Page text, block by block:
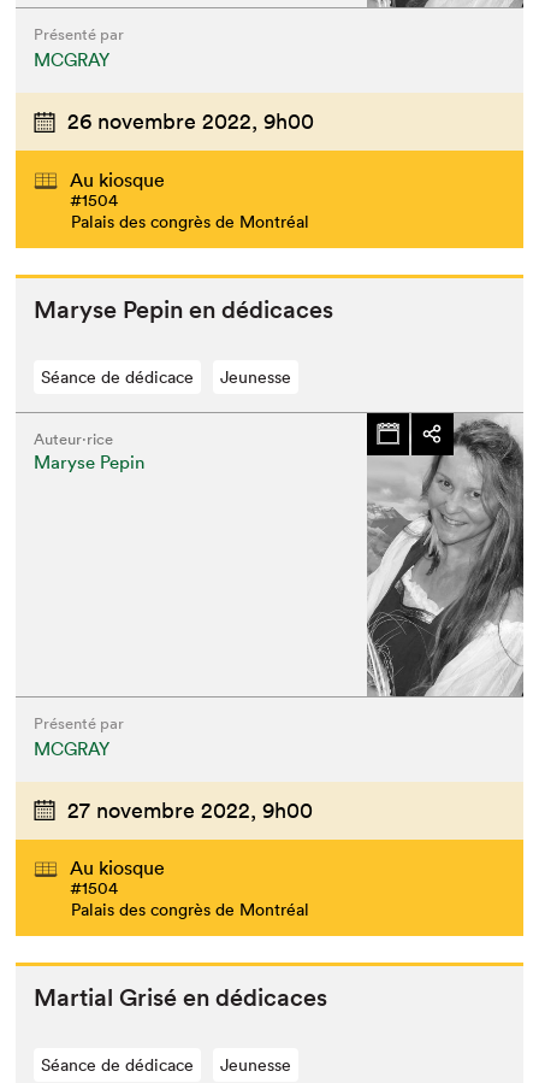
Présenté par
MCGRAY
26 novembre 2022, 9h00
Au kiosque
#1504
Palais des congrès de Montréal
Maryse Pepin en dédicaces
Séance de dédicace Jeunesse
Auteur·rice
Maryse Pepin
Présenté par
MCGRAY
27 novembre 2022, 9h00
Au kiosque
#1504
Palais des congrès de Montréal
Mar­tial Grisé en dédicaces
Séance de dédicace Jeunesse